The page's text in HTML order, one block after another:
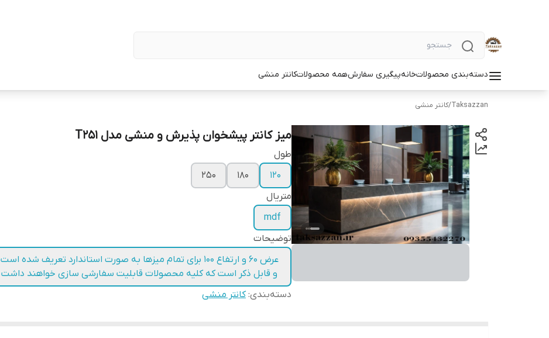
دسته‌بندی محصولاتخانهپیگیری سفارشهمه محصولاتکانتر منشی
Taksazzan
/کانتر منشی
میز کانتر پیشخوان پذیرش و منشی مدل T251
طول
120
180
250
متریال
mdf
توضیحات
عرض 60 و ارتفاع 100 برای تمام میزها به صورت استاندارد تعریف شده است
و قابل ذکر است که کلیه محصولات قابلیت سفارشی سازی خواهند داشت
دسته‌بندی:کانتر منشی